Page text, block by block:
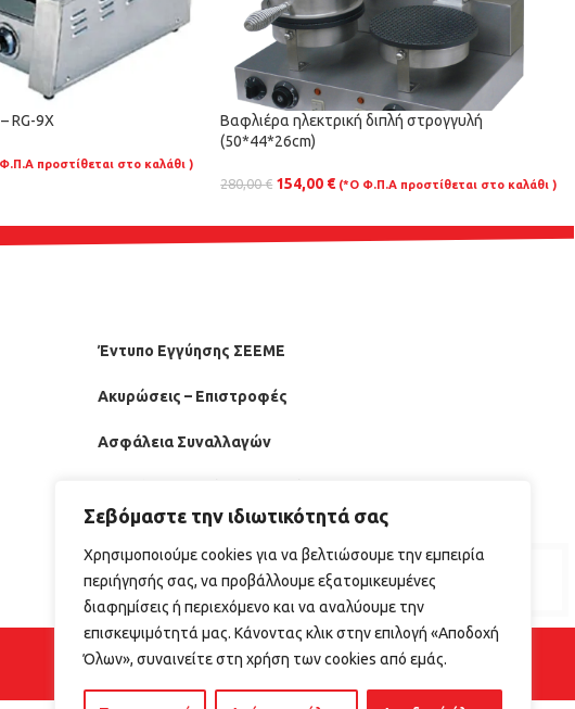
Σεβόμαστε την ιδιωτικότητά σας
Χρησιμοποιούμε cookies για να βελτιώσουμε την εμπειρία
περιήγησής σας, να προβάλλουμε εξατομικευμένες
διαφημίσεις ή περιεχόμενο και να αναλύουμε την
επισκεψιμότητά μας. Κάνοντας κλικ στην επιλογή «Αποδοχή
Όλων», συναινείτε στη χρήση των cookies από εμάς.
RG-9X
προστίθεται στο καλάθι )
Βαφλιέρα ηλεκτρική διπλή στρογγυλή
(50*44*26cm)
280,00€ 154,00 € (*Ο Φ.Π.Α προστίθεται στο καλάθι )
Έντυπο Εγγύησης ΣΕΕΜΕ
Ακυρώσεις – Επιστροφές
Ασφάλεια Συναλλαγών